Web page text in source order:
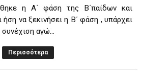
η Α΄ φάση της Β΄παίδων και
να ξεκινήσει η Β΄ φάση , υπάρχει
αγώ...
Περισσότερα